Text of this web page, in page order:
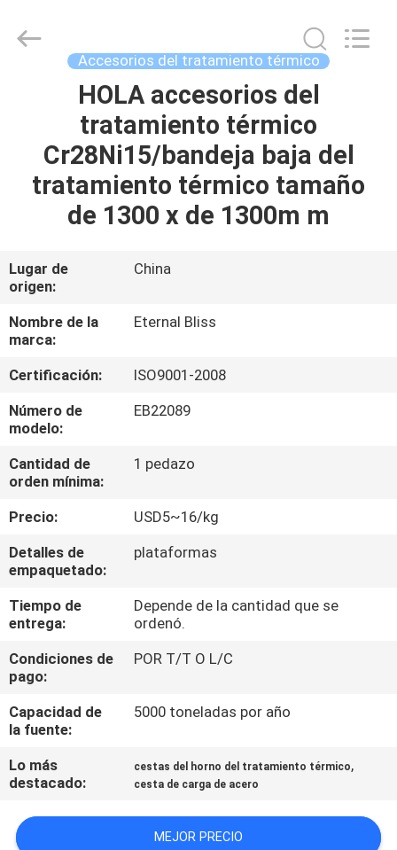
HOGAR
PRODUCTOS
VIDEOS
SOBRE
NOSOTROS
VIAJE
DE
LA
FÁBRICA
DE
CALIDAD
ÉNTRENOS
CONTACTO
CON
NOTICIAS
PIDA
Casting
Accesorios del tratamiento térmico
HOLA accesorios del
tratamiento térmico
Cr28Ni15/bandeja baja del
tratamiento térmico tamaño
de 1300 x de 1300m m
Lugar de
origen:
China
Nombre de la
marca:
Eternal Bliss
Certificación:
ISO9001-2008
Número de
modelo:
EB22089
Cantidad de
orden mínima:
1 pedazo
Precio:
USD5~16/kg
Detalles de
empaquetado:
plataformas
Tiempo de
entrega:
Depende de la cantidad que se
ordenó.
Condiciones de
pago:
POR T/T O L/C
Capacidad de
la fuente:
5000 toneladas por año
Lo más
destacado:
cestas del horno del tratamiento térmico,
cesta de carga de acero
MEJOR PRECIO